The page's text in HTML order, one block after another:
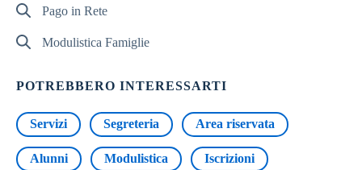
Pago in Rete
Modulistica Famiglie
POTREBBERO INTERESSARTI
Servizi Segreteria Area riservata
Alunni Modulistica Iscrizioni